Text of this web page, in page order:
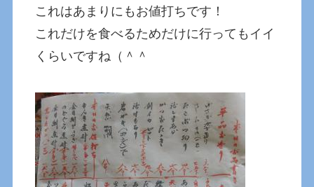
これはあまりにもお値打ちです！
これだけを食べるためだけに行ってもイイ
くらいですね（＾＾